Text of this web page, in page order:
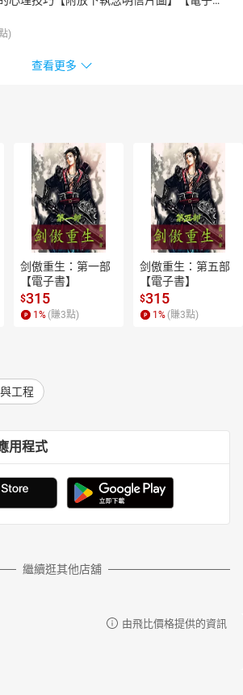
)
查看更多
剑傲重生：第一部
【電子書】
$315
1 % (賺3點)
剑傲重生：第五部
【電子書】
$315
1 % (賺3點)
工程
用程式
繼續逛其他店舖
由飛比價格提供的資訊